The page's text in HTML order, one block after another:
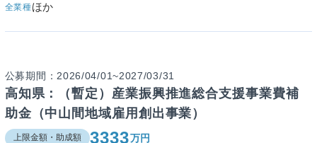
全業種ほか
公募期間：2026/04/01~2027/03/31
高知県：（暫定）産業振興推進総合支援事業費補
助金（中山間地域雇用創出事業）
上限金額・助成額 3333万円